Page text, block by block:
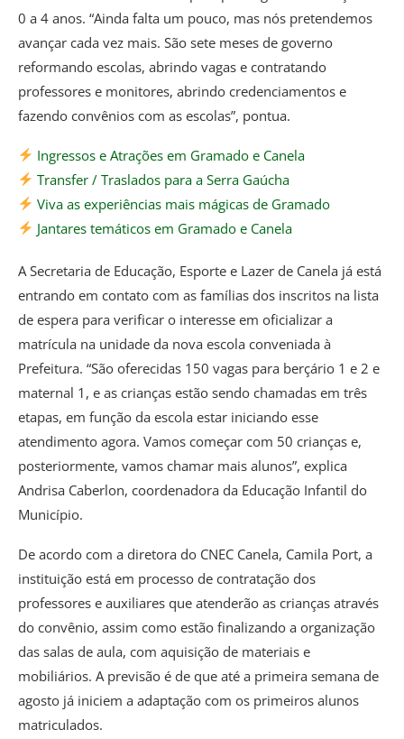
0 a 4 anos. “Ainda falta um pouco, mas nós pretendemos
avançar cada vez mais. São sete meses de governo
reformando escolas, abrindo vagas e contratando
professores e monitores, abrindo credenciamentos e
fazendo convênios com as escolas”, pontua.
Ingressos e Atrações em Gramado e Canela
Transfer / Traslados para a Serra Gaúcha
Viva as experiências mais mágicas de Gramado
Jantares temáticos em Gramado e Canela
A Secretaria de Educação, Esporte e Lazer de Canela já está
entrando em contato com as famílias dos inscritos na lista
de espera para verificar o interesse em oficializar a
matrícula na unidade da nova escola conveniada à
Prefeitura. “São oferecidas 150 vagas para berçário 1 e 2 e
maternal 1, e as crianças estão sendo chamadas em três
etapas, em função da escola estar iniciando esse
atendimento agora. Vamos começar com 50 crianças e,
posteriormente, vamos chamar mais alunos”, explica
Andrisa Caberlon, coordenadora da Educação Infantil do
Município.
De acordo com a diretora do CNEC Canela, Camila Port, a
instituição está em processo de contratação dos
professores e auxiliares que atenderão as crianças através
do convênio, assim como estão finalizando a organização
das salas de aula, com aquisição de materiais e
mobiliários. A previsão é de que até a primeira semana de
agosto já iniciem a adaptação com os primeiros alunos
matriculados.